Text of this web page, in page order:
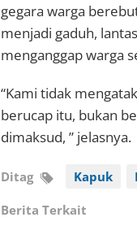
gegara warga
menjadi gaduh,
menganggap warga
“Kami tidak
berucap itu, bukan
dimaksud, ” jelasnya.
Ditag Kapuk
Berita Terkait